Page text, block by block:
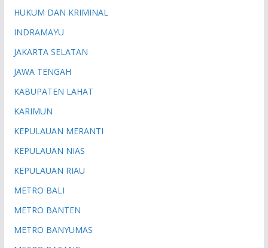
HUKUM DAN KRIMINAL
INDRAMAYU
JAKARTA SELATAN
JAWA TENGAH
KABUPATEN LAHAT
KARIMUN
KEPULAUAN MERANTI
KEPULAUAN NIAS
KEPULAUAN RIAU
METRO BALI
METRO BANTEN
METRO BANYUMAS